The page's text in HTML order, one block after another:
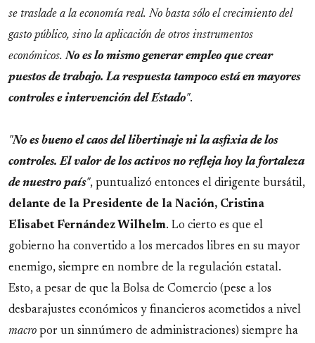
se traslade a la economía real. No basta sólo el crecimiento del
gasto público, sino la aplicación de otros instrumentos
económicos.No es lo mismo generar empleo que crear
puestos de trabajo. La respuesta tampoco está en mayores
controles e intervención del Estado".
"No es bueno el caos del libertinaje ni la asfixia de los
controles. El valor de los activos no refleja hoy la fortaleza
de nuestro país", puntualizó entonces el dirigente bursátil,
delante de la Presidente de la Nación, Cristina
Elisabet Fernández Wilhelm. Lo cierto es que el
gobierno ha convertido a los mercados libres en su mayor
enemigo, siempre en nombre de la regulación estatal.
Esto, a pesar de que la Bolsa de Comercio (pese a los
desbarajustes económicos y financieros acometidos a nivel
macro por un sinnúmero de administraciones) siempre ha